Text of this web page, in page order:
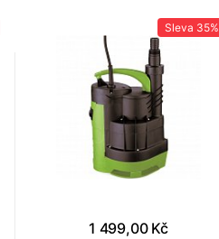
Sleva 35%
1 499,00 Kč